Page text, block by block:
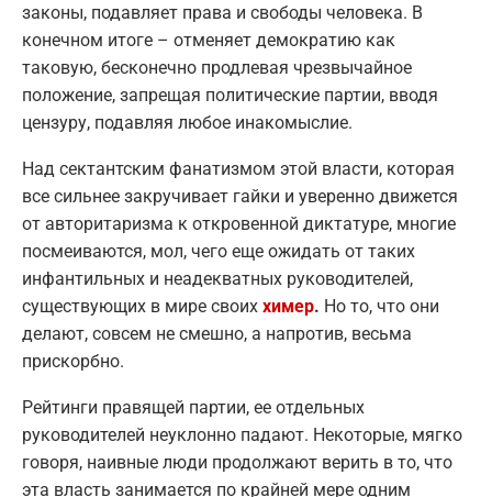
законы, подавляет права и свободы человека. В
конечном итоге – отменяет демократию как
таковую, бесконечно продлевая чрезвычайное
положение, запрещая политические партии, вводя
цензуру, подавляя любое инакомыслие.
Над сектантским фанатизмом этой власти, которая
все сильнее закручивает гайки и уверенно движется
от авторитаризма к откровенной диктатуре, многие
посмеиваются, мол, чего еще ожидать от таких
инфантильных и неадекватных руководителей,
существующих в мире своих химер. Но то, что они
делают, совсем не смешно, а напротив, весьма
прискорбно.
Рейтинги правящей партии, ее отдельных
руководителей неуклонно падают. Некоторые, мягко
говоря, наивные люди продолжают верить в то, что
эта власть занимается по крайней мере одним